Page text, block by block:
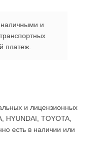
наличными и
платеж.
и лицензионных
HYUNDAI, TOYOTA,
есть в наличии или